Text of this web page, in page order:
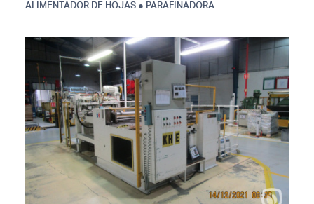
ALIMENTADOR DE HOJAS ● PARAFINADORA